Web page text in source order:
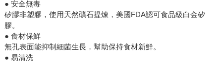
● 安全無毒
矽膠非塑膠，使用天然礦石提煉，美國FDA認可食品級白金矽
膠。
● 食材保鮮
無孔表面能抑制細菌生長，幫助保持食材新鮮。
● 易清洗